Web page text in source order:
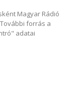
Magyar Rádió
forrás a
adatai